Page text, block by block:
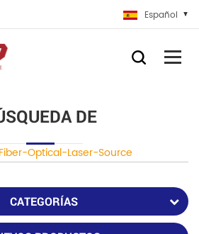
Español
DE
Fiber-Optical-Laser-Source
CATEGORÍAS